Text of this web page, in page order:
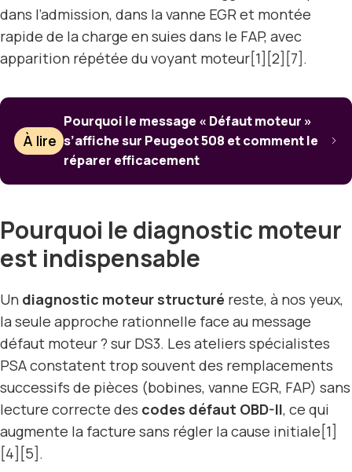
dans l’admission, dans la vanne EGR et montée
rapide de la charge en suies dans le FAP, avec
apparition répétée du voyant moteur[1][2][7].
À lire
Pourquoi le message « Défaut moteur »
s’affiche sur Peugeot 508 et comment le
réparer efficacement
Pourquoi le diagnostic moteur
est indispensable
Un diagnostic moteur structuré reste, à nos yeux,
la seule approche rationnelle face au message
défaut moteur ? sur DS3. Les ateliers spécialistes
PSA constatent trop souvent des remplacements
successifs de pièces (bobines, vanne EGR, FAP) sans
lecture correcte des codes défaut OBD-II, ce qui
augmente la facture sans régler la cause initiale[1]
[4][5].